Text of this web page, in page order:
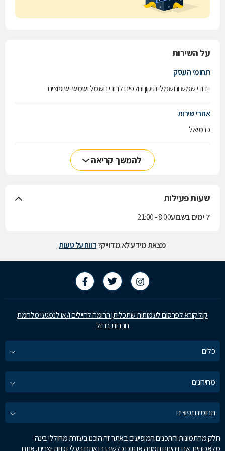
על השירות
תחומי העסק
דודי שמש וחשמל תיקון וחלפים לדודי חשמל ושמש שיפוצים
אזורי שירות
כרמיאל
להמשך קריאה
שעות פעילות
7 ימים בשבוע 8:00 - 21:00
מצאת מידע לא מדוייק?דווח על טעות
קול קורא לפרסום לעמותות שתכליתן תרומה לחיילים ו/או לנפגעי מלחמת
חרבות ברזל
כלים
מחירונים
תחומים נפוצים
חלק מהתמונות והתכנים המופיעים באתר זה הוכנו בעזרת מחוללי בינה
מלאכותית. אם זיהיתם תמונה או תוכן כלשהו בו אתם בעלי זכויות יוצרים, אתם